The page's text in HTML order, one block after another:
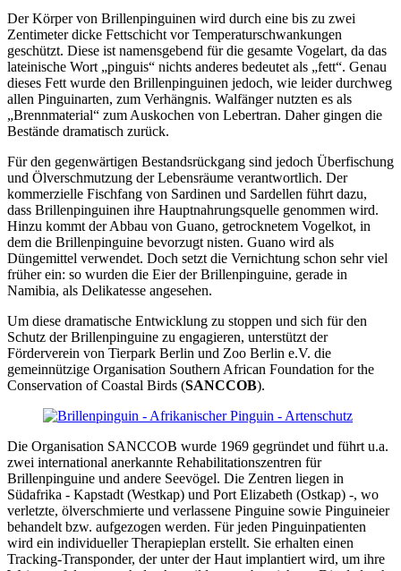
Der Körper von Brillenpinguinen wird durch eine bis zu zwei
Zentimeter dicke Fettschicht vor Temperaturschwankungen
geschützt. Diese ist namensgebend für die gesamte Vogelart, da das
lateinische Wort „pinguis“ nichts anderes bedeutet als „fett“. Genau
dieses Fett wurde den Brillenpinguinen jedoch, wie leider durchweg
allen Pinguinarten, zum Verhängnis. Walfänger nutzten es als
„Brennmaterial“ zum Auskochen von Lebertran. Daher gingen die
Bestände dramatisch zurück.
Für den gegenwärtigen Bestandsrückgang sind jedoch Überfischung
und Ölverschmutzung der Lebensräume verantwortlich. Der
kommerzielle Fischfang von Sardinen und Sardellen führt dazu,
dass Brillenpinguinen ihre Hauptnahrungsquelle genommen wird.
Hinzu kommt der Abbau von Guano, getrocknetem Vogelkot, in
dem die Brillenpinguine bevorzugt nisten. Guano wird als
Düngemittel verwendet. Doch setzt die Vernichtung schon sehr viel
früher ein: so wurden die Eier der Brillenpinguine, gerade in
Namibia, als Delikatesse angesehen.
Um diese dramatische Entwicklung zu stoppen und sich für den
Schutz der Brillenpinguine zu engagieren, unterstützt der
Förderverein von Tierpark Berlin und Zoo Berlin e.V. die
gemeinnützige Organisation Southern African Foundation for the
Conservation of Coastal Birds (SANCCOB).
Die Organisation SANCCOB wurde 1969 gegründet und führt u.a.
zwei international anerkannte Rehabilitationszentren für
Brillenpinguine und andere Seevögel. Die Zentren liegen in
Südafrika - Kapstadt (Westkap) und Port Elizabeth (Ostkap) -, wo
verletzte, ölverschmierte und verlassene Pinguine sowie Pinguineier
behandelt bzw. aufgezogen werden. Für jeden Pinguinpatienten
wird ein individueller Therapieplan erstellt. Sie erhalten einen
Tracking-Transponder, der unter der Haut implantiert wird, um ihre